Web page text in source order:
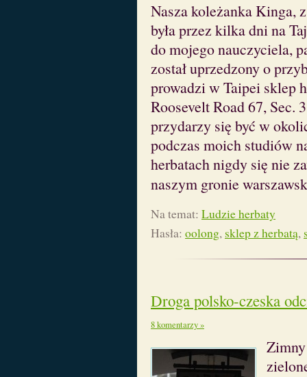
Nasza koleżanka Kinga,
była przez kilka dni na
do mojego nauczyciela,
został uprzedzony o
prowadzi w Taipei sklep
Roosevelt Road 67, Sec.
przydarzy się być w
podczas moich studiów
herbatach nigdy się nie
naszym gronie
Na temat: Ludzie herbaty
Hasła: oolong, sklep z herbatą,
Droga polsko-czeska
8 komentarzy »